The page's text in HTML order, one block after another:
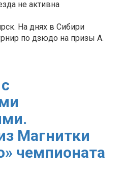
На днях в Сибири
по дзюдо на призы А.
Магнитки
чемпионата